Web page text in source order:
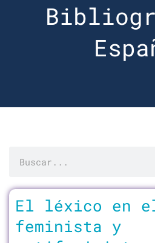
El léxico en
feminista y